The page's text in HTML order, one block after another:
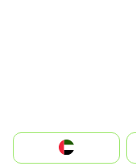
الإمارات العربية المتحدة